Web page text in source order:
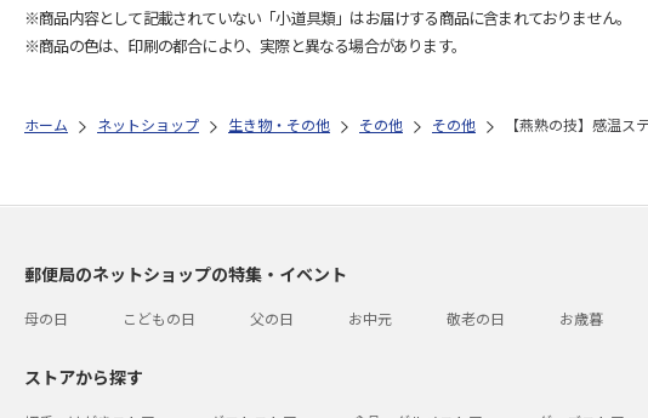
※商品内容として記載されていない「小道具類」はお届けする商品に含まれておりません。
※商品の色は、印刷の都合により、実際と異なる場合があります。
ホーム ネットショップ 生き物・その他 その他 その他 【燕熟の技】感温
郵便局のネットショップの特集・イベント
母の日 こどもの日 父の日 お中元 敬老の日 お歳暮
ストアから探す